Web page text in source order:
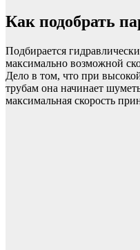
Как подобрать
Подбирается
максимально возможной
Дело в том, что при
трубам она начинает
максимальная скорость